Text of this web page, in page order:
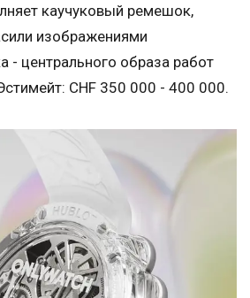
каучуковый ремешок,
изображениями
- центрального образа работ
CHF 350 000 - 400 000.